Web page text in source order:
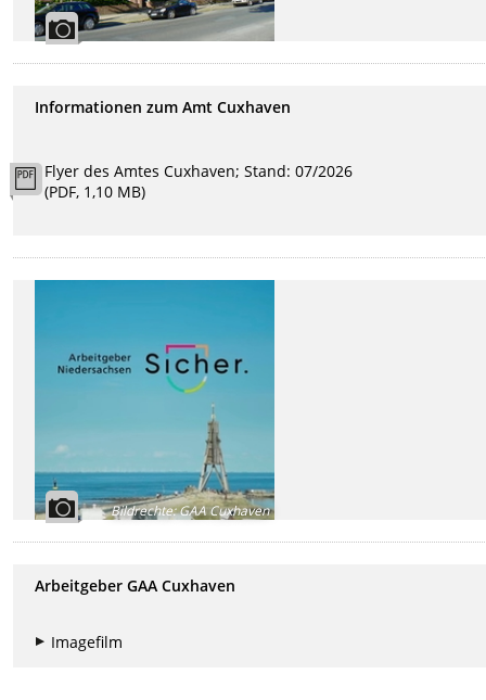
Informationen zum Amt Cuxhaven
Flyer des Amtes Cuxhaven; Stand: 07/2026
(PDF, 1,10 MB)
Bildrechte:GAA Cuxhaven
Arbeitgeber GAA Cuxhaven
Imagefilm